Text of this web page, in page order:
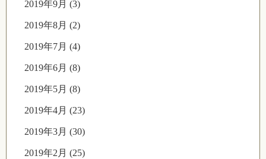
2019年9月 (3)
2019年8月 (2)
2019年7月 (4)
2019年6月 (8)
2019年5月 (8)
2019年4月 (23)
2019年3月 (30)
2019年2月 (25)